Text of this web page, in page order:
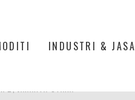
INDUSTRI & JASA